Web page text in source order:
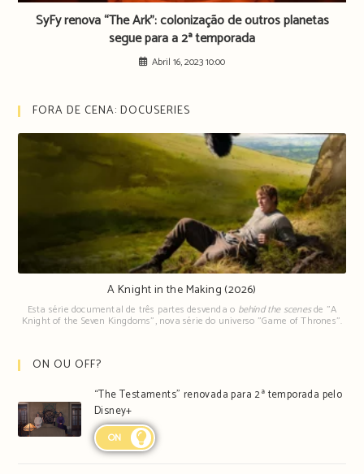
SyFy renova “The Ark”: colonização de outros planetas
segue para a 2ª temporada
Abril 16, 2023 10:00
FORA DE CENA: DOCUSERIES
A Knight in the Making (2026)
Esta série documental de três partes desvenda o behind the scenesde "A
Knight of the Seven Kingdoms", nova série do universo "Game of Thrones".
ON OU OFF?
“The Testaments” renovada para 2ª temporada pelo
Disney+
ON